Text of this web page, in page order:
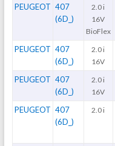
PEUGEOT 407
(6D_)
2.0 i
16V
BioFlex
PEUGEOT 407
(6D_)
2.0 i
16V
PEUGEOT 407
(6D_)
2.0 i
16V
PEUGEOT 407
(6D_)
2.0 i